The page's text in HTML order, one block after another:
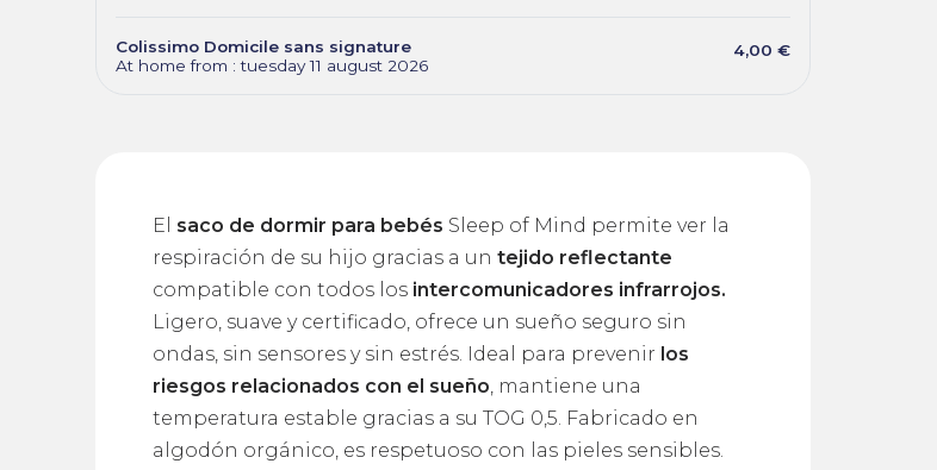
Colissimo Domicile sans signature
At home from : tuesday 11 august 2026
4,00 €
El saco de dormir para bebés Sleep of Mind permite ver la
respiración de su hijo gracias a un tejido reflectante
compatible con todos los intercomunicadores infrarrojos.
Ligero, suave y certificado, ofrece un sueño seguro sin
ondas, sin sensores y sin estrés. Ideal para prevenir los
riesgos relacionados con el sueño, mantiene una
temperatura estable gracias a su TOG 0,5. Fabricado en
algodón orgánico, es respetuoso con las pieles sensibles.